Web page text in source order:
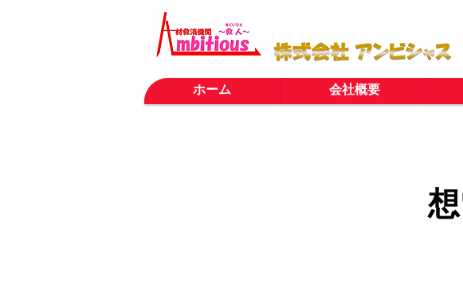
ホーム 会社概要